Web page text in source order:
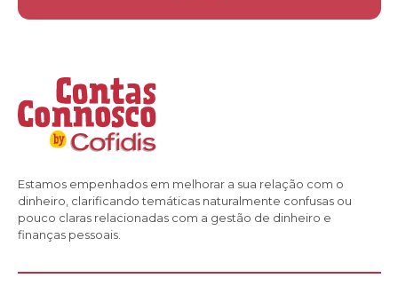
Estamos empenhados em melhorar a sua relação com o
dinheiro, clarificando temáticas naturalmente confusas ou
pouco claras relacionadas com a gestão de dinheiro e
finanças pessoais.